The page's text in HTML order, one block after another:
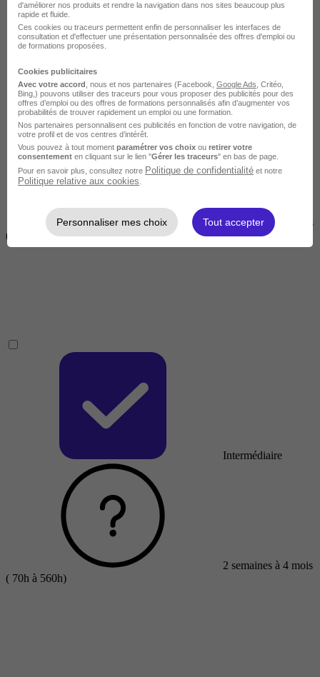
Courte
2 jours à 2 semaines
(14h à 70h)
Intermédiaire
2 semaines à 4 mois
( 70h à 560h)
d'améliorer nos produits et rendre la navigation dans nos sites beaucoup plus
rapide et fluide.
Ces cookies ou traceurs permettent enfin de personnaliser les interfaces de
consultation et d'effectuer une présentation personnalisée des offres d'emploi ou
de formations proposées.
Cookies publicitaires
Avec votre accord , nous et nos partenaires (Facebook, Google Ads , Critéo,
Bing,) pouvons utiliser des traceurs pour vous proposer des publicités pour des
offres d’emploi ou des offres de formations personnalisés afin d’augmenter vos
probabilités de trouver rapidement un emploi ou une formation.
Nos partenaires personnalisent ces publicités en fonction de votre navigation, de
votre profil et de vos centres d’intérêt.
Vous pouvez à tout moment paramétrer vos choix ou retirer votre
consentement en cliquant sur le lien "Gérer les traceurs" en bas de page.
Pour en savoir plus, consultez notre Politique de confidentialité et notre
Politique relative aux cookies
Personnaliser mes choix Tout accepter